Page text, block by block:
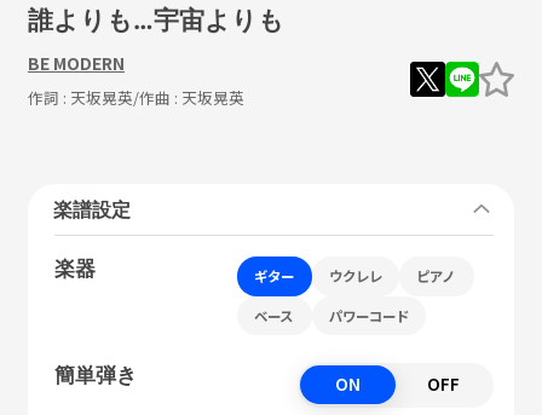
誰よりも…宇宙よりも
BE MODERN
作詞 : 天坂晃英/作曲 : 天坂晃英
楽譜設定
楽器 ギター ウクレレ ピアノ
ベース パワーコード
簡単弾き ON OFF